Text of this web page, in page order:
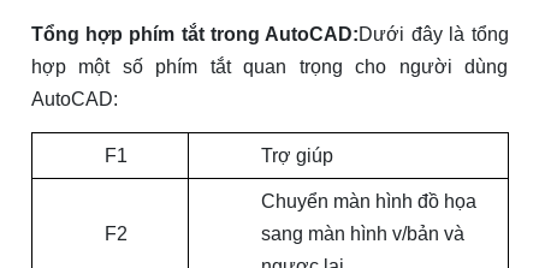
Tổng hợp phím tắt trong AutoCAD:Dưới đây là tổng
hợp một số phím tắt quan trọng cho người dùng
AutoCAD:
F1 Trợ giúp
F2
Chuyển màn hình đồ họa
sang màn hình v/bản và